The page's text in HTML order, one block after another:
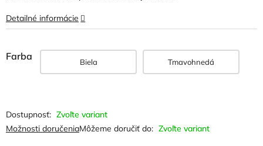
Farba Biela Tmavohnedá
Zvoľte variant
Môžeme doručiť do: Zvoľte variant
Možnosti doručenia
Detailné informácie
hviezdičiek.